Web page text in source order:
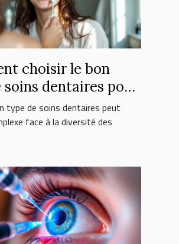
choisir le bon
dentaires pour
type de soins dentaires peut
face à la diversité des